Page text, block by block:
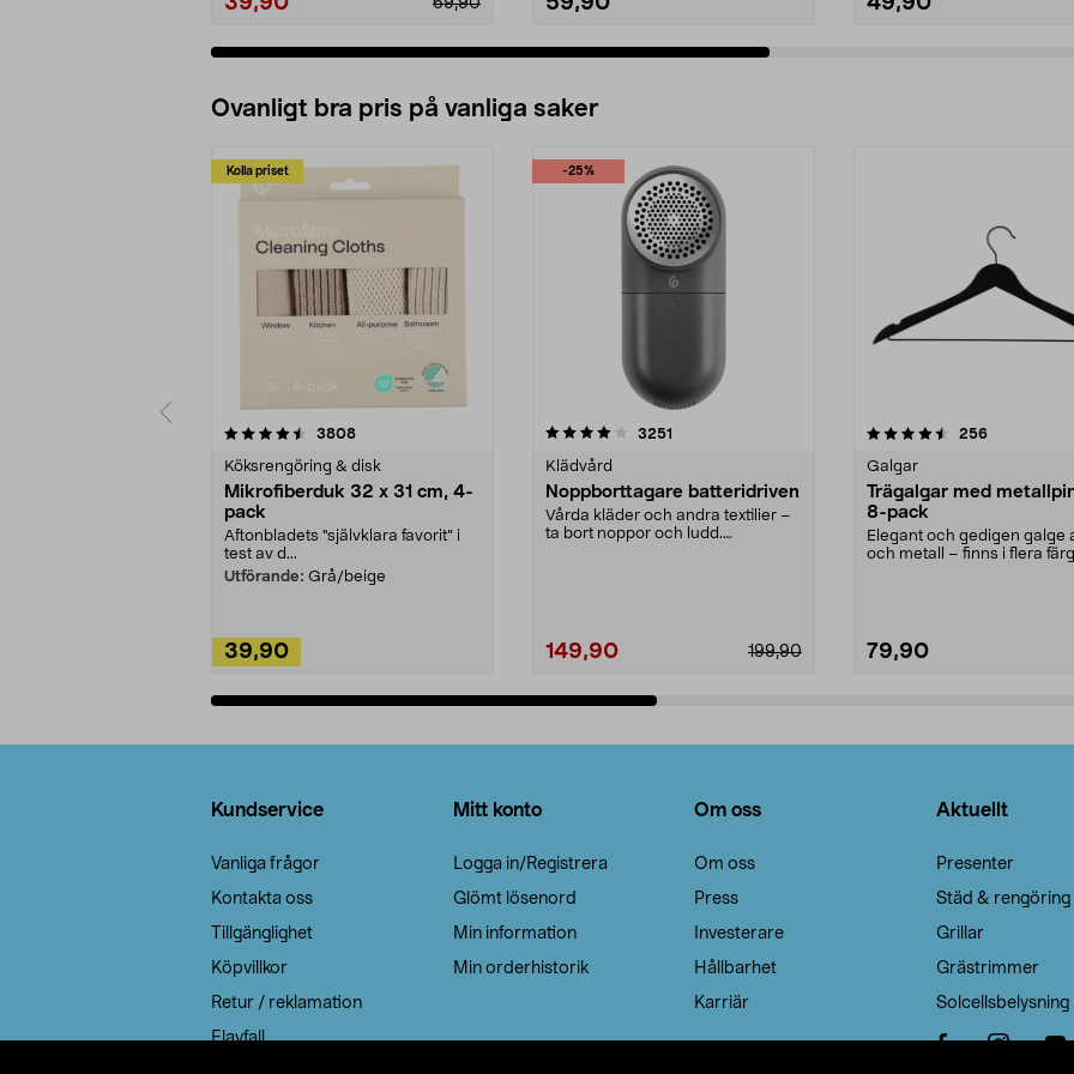
Ovanligt bra pris på vanliga saker
Kolla priset
3808recensioner
Köksrengöring & disk
Mikrofiberduk 32 x 31 cm, 4-
pack
Aftonbladets "självklara favorit” i
test av d...
Utförande: Grå/beige
39,90
-25%
4.0av 5 stjärnor 3251
Klädvård
Noppborttagare batteridriven
Vårda kläder och andra textilier –
ta bort noppor och ludd.
199,90
149,90
4.5av 5 stjärnor 256recensioner
Galgar
Trägalgar med
8-pack
Elegant och gedigen galge
och metall – finns i flera
79,90
4.0av 5 stjärnor
Kundservice
Vanliga frågor
Kontakta oss
Tillgänglighet
Köpvillkor
Retur / reklamation
Elavfall
Mitt konto
Logga in/Registrera
Glömt lösenord
Min information
Min orderhistorik
Om oss
Om oss
Press
Investerare
Hållbarhet
Karriär
Aktuellt
Presenter
Städ & rengöring
Grillar
Grästrimmer
Solcellsbelysning